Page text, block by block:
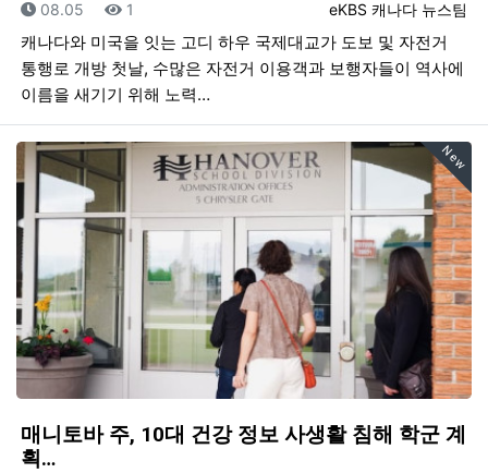
등록자
eKBS 캐나다 뉴스팀
등록일
08.05 조회
1
캐나다와 미국을 잇는 고디 하우 국제대교가 도보 및 자전거
통행로 개방 첫날, 수많은 자전거 이용객과 보행자들이 역사에
이름을 새기기 위해 노력…
New
매니토바 주, 10대 건강 정보 사생활 침해 학군 계
획…